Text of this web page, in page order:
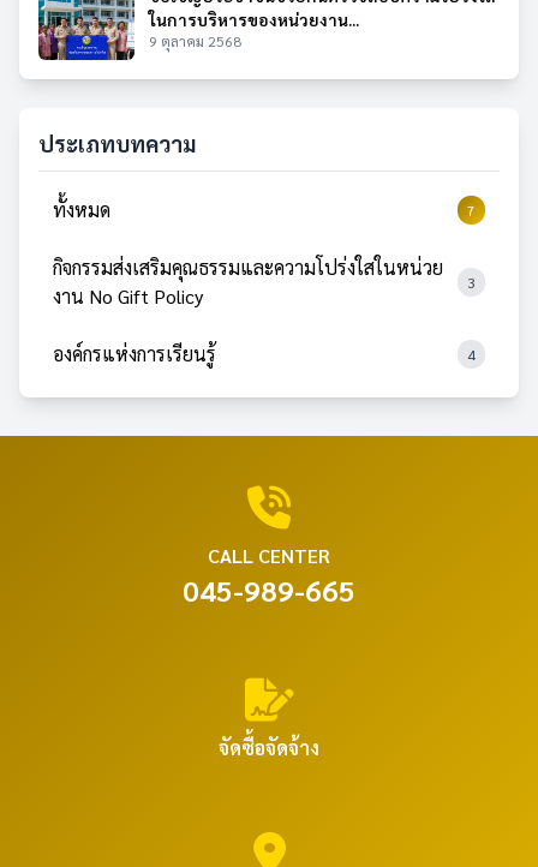
ในการบริหารของหน่วยงาน...
9 ตุลาคม 2568
ประเภทบทความ
ทั้งหมด 7
กิจกรรมส่งเสริมคุณธรรมและความโปร่งใสในหน่วย
งาน No Gift Policy
3
องค์กรแห่งการเรียนรู้ 4
CALL CENTER
045-989-665
จัดซื้อจัดจ้าง